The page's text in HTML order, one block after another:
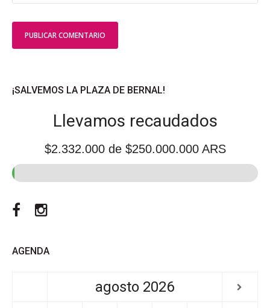
¡SALVEMOS LA PLAZA DE BERNAL!
Llevamos recaudados
$2.332.000de $250.000.000 ARS
Facebook
AGENDA
agosto 2026